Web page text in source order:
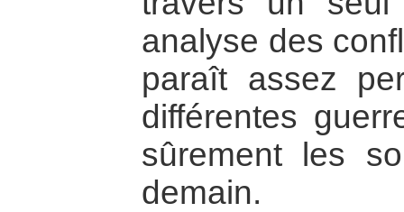
analyse des
paraît assez
différentes
sûrement les
demain.